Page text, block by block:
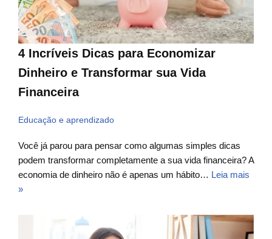
4 Incríveis Dicas para Economizar
Dinheiro e Transformar sua Vida
Financeira
Educação e aprendizado
Você já parou para pensar como algumas simples dicas
podem transformar completamente a sua vida financeira? A
economia de dinheiro não é apenas um hábito… Leia mais
»